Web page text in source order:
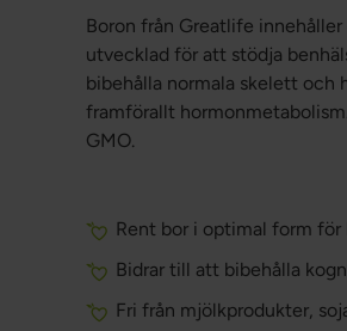
Boron från Greatlife
utvecklad för att stödja
bibehålla normala skelett och
framförallt
GMO.
Rent bor i optimal form för
Bidrar till att bibehålla
Fri från mjölkprodukter,